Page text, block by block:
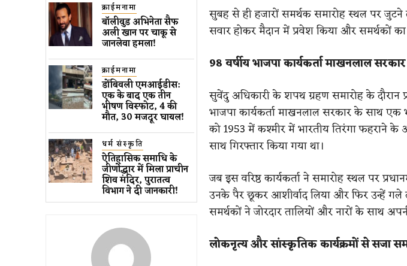
क्राईमनामा
बॉलीवुड​ अभिनेता सैफ
अली खान पर चाकू से ​
जानलेवा हमला​!
क्राईमनामा
डोंबिवली एमआईडीस:
एक के बाद एक तीन
भीषण विस्फोट, 4 की
मौत, 30 मजदूर घायल!
धर्म संस्कृति
ऐतिहासिक समाधि के
जीर्णोद्धार में मिला प्राचीन
शिव मंदिर, पुरातत्व
विभाग ने दी जानकारी!
सुबह से ही हजारों समर्थक समारोह स्थल पर जुटने
सवार होकर मैदान में प्रवेश किया और समर्थकों
98 वर्षीय भाजपा कार्यकर्ता माखनलाल
सुवेंदु अधिकारी के शपथ ग्रहण समारोह के दौरान
भाजपा कार्यकर्ता माखनलाल सरकार के साथ
को 1953 में कश्मीर में भारतीय तिरंगा फहराने के
साथ गिरफ्तार किया गया था।
जब इस वरिष्ठ कार्यकर्ता ने समारोह स्थल पर
उनके पैर छूकर आशीर्वाद लिया और फिर उन्हें गले
समर्थकों ने जोरदार तालियों और नारों के साथ
लोकनृत्य और सांस्कृतिक कार्यक्रमों से सजा